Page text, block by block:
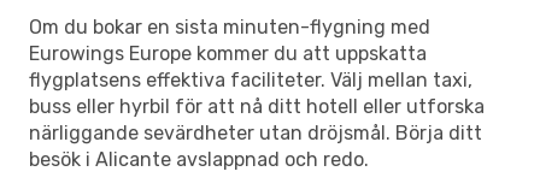
Om du bokar en sista minuten-flygning med
Eurowings Europe kommer du att uppskatta
flygplatsens effektiva faciliteter. Välj mellan taxi,
buss eller hyrbil för att nå ditt hotell eller utforska
närliggande sevärdheter utan dröjsmål. Börja ditt
besök i Alicante avslappnad och redo.